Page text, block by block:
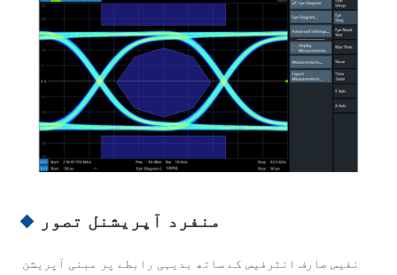
منفرد آپریشنل تصور
نفیس صارف انٹرفیس کے ساتھ بدیہی رابطے پر مبنی آپریشن